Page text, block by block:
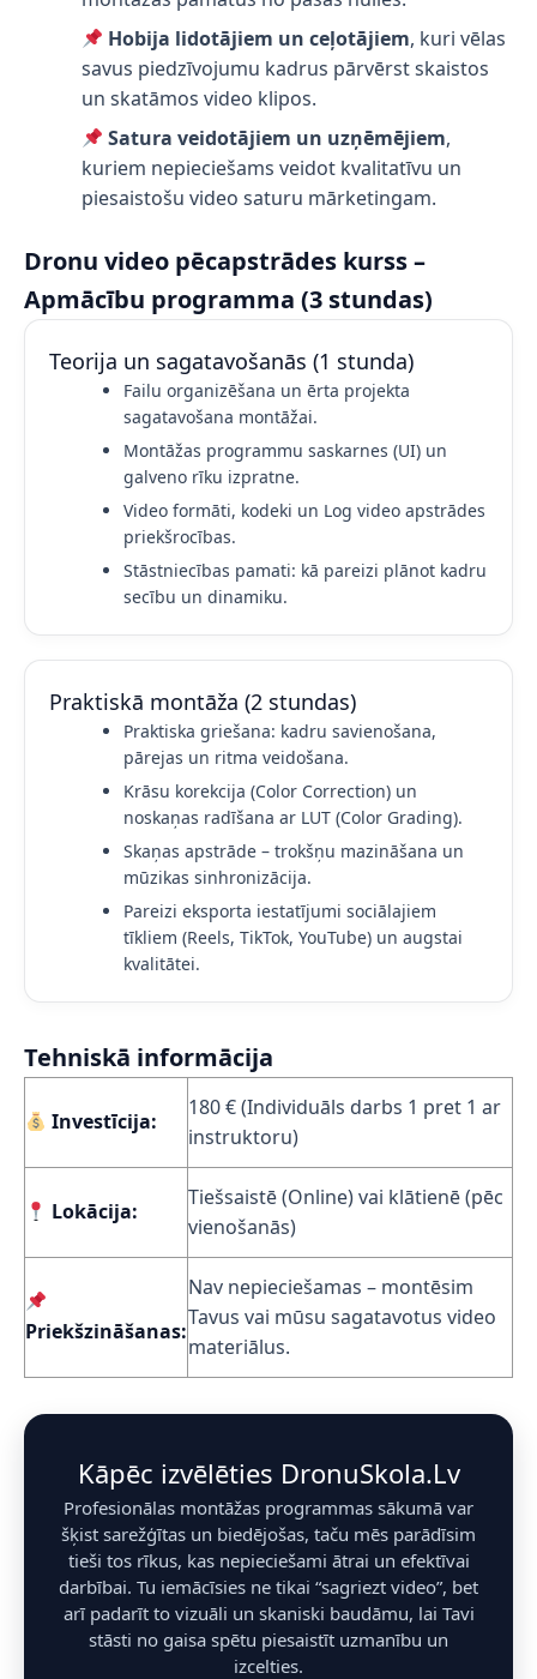
Hobija lidotājiem un ceļotājiem, kuri vēlas
savus piedzīvojumu kadrus pārvērst skaistos
un skatāmos video klipos.
Satura veidotājiem un uzņēmējiem,
kuriem nepieciešams veidot kvalitatīvu un
piesaistošu video saturu mārketingam.
Dronu video pēcapstrādes kurss –
Apmācību programma (3 stundas)
Teorija un sagatavošanās (1 stunda)
Failu organizēšana un ērta projekta
sagatavošana montāžai.
Montāžas programmu saskarnes (UI) un
galveno rīku izpratne.
Video formāti, kodeki un Log video apstrādes
priekšrocības.
Stāstniecības pamati: kā pareizi plānot kadru
secību un dinamiku.
Praktiskā montāža (2 stundas)
Praktiska griešana: kadru savienošana,
pārejas un ritma veidošana.
Krāsu korekcija (Color Correction) un
noskaņas radīšana ar LUT (Color Grading).
Skaņas apstrāde – trokšņu mazināšana un
mūzikas sinhronizācija.
Pareizi eksporta iestatījumi sociālajiem
tīkliem (Reels, TikTok, YouTube) un augstai
kvalitātei.
Tehniskā informācija
Investīcija:
180 € (Individuāls darbs 1 pret 1 ar
instruktoru)
Lokācija:
Tiešsaistē (Online) vai klātienē (pēc
vienošanās)
Priekšzināšanas:
Nav nepieciešamas – montēsim
Tavus vai mūsu sagatavotus video
materiālus.
Kāpēc izvēlēties DronuSkola.Lv
Profesionālas montāžas programmas sākumā var
šķist sarežģītas un biedējošas, taču mēs parādīsim
tieši tos rīkus, kas nepieciešami ātrai un efektīvai
darbībai. Tu iemācīsies ne tikai “sagriezt video”, bet
arī padarīt to vizuāli un skaniski baudāmu, lai Tavi
stāsti no gaisa spētu piesaistīt uzmanību un
izcelties.